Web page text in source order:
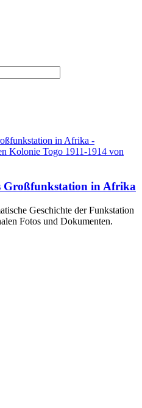
Großfunkstation in Afrika
Geschichte der Funkstation
Fotos und Dokumenten.